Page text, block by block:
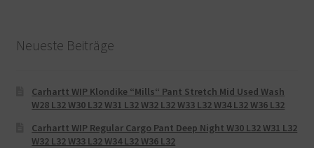
Neueste Beiträge
Carhartt WIP Klondike “Mills“ Pant Stretch Mid Used Wash
W28 L32 W30 L32 W31 L32 W32 L32 W33 L32 W34 L32 W36 L32
Carhartt WIP Regular Cargo Pant Deep Night W30 L32 W31 L32
W32 L32 W33 L32 W34 L32 W36 L32